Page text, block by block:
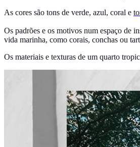
As cores são tons de verde, azul, coral e
Os padrões e os motivos num espaço de
vida marinha, como corais, conchas ou
Os materiais e texturas de um quarto